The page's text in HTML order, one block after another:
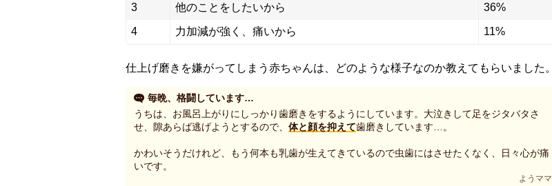
3 他のことをしたいから 36%
4 力加減が強く、痛いから 11%
仕上げ磨きを嫌がってしまう赤ちゃんは、どのような様子なのか教えてもらいました。
毎晩、格闘しています…
うちは、お風呂上がりにしっかり歯磨きをするようにしています。大泣きして足をジタバタさ
せ、隙あらば逃げようとするので、 体と顔を抑えて歯磨きしています…。
かわいそうだけれど、もう何本も乳歯が生えてきているので虫歯にはさせたくなく、日々心が痛
いです。
ようママ